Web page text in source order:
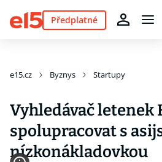
Předplatné
e15.cz Byznys Startupy
Vyhledávač letenek
spolupracovat s
nízkonákladovkou